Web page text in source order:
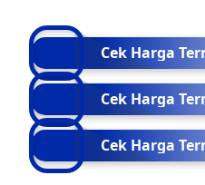
Cek Harga
Cek Harga
Cek Harga